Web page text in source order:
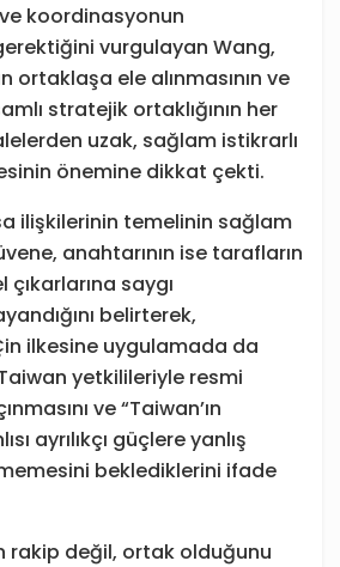
koordinasyonun
vurgulayan Wang,
ortaklaşa ele alınmasının ve
stratejik ortaklığının her
uzak, sağlam istikrarlı
önemine dikkat çekti.
ilişkilerinin temelinin sağlam
anahtarının ise tarafların
saygı
belirterek,
ilkesine uygulamada da
yetkilileriyle resmi
ve “Taiwan’ın
ayrılıkçı güçlere yanlış
beklediklerini ifade
rakip değil, ortak olduğunu